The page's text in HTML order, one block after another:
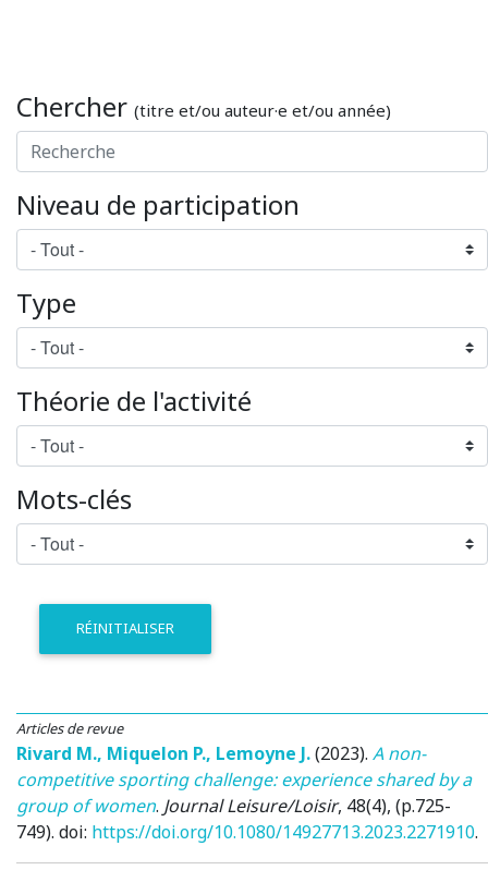
Chercher (titre et/ou auteur·e et/ou année)
Niveau de participation
Type
Théorie de l'activité
Mots-clés
RÉINITIALISER
Articles de revue
Rivard M., Miquelon P., Lemoyne J.(2023). A non-
competitive sporting challenge: experience shared by a
group of women. Journal Leisure/Loisir, 48(4), (p.725-
749). doi: https://doi.org/10.1080/14927713.2023.2271910.